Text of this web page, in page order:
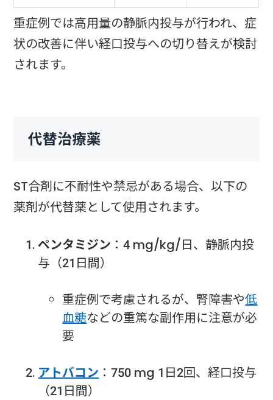
重症例では高用量の静脈内投与が行われ、症
状の改善に伴い経口投与への切り替えが検討
されます。
代替治療薬
ST合剤に不耐性や禁忌がある場合、以下の
薬剤が代替薬として使用されます。
ペンタミジン ：4 mg/kg/日、静脈内投
与（21日間）
重症例で考慮されるが、腎障害や低
血糖などの重篤な副作用に注意が必
要
アトバコン ：750 mg 1日2回、経口投与
（21日間）